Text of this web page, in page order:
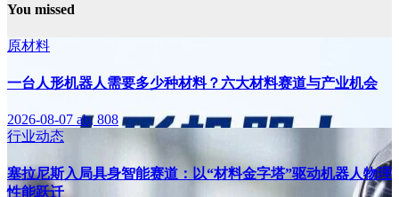
You missed
原材料
一台人形机器人需要多少种材料？六大材料赛道与产业机会
2026-08-07 ab, 808
行业动态
塞拉尼斯入局具身智能赛道：以“材料金字塔”驱动机器人物理
性能跃迁